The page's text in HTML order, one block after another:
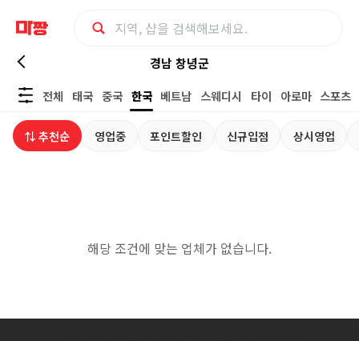
경
남
창
경남 창녕군
전체
태국 중국 한국 베트남 스웨디시 타이 아로마 스포츠
⇅ 추천순 영업중 포인트할인 신규입점 상시영업
해당 조건에 맞는 업체가 없습니다.